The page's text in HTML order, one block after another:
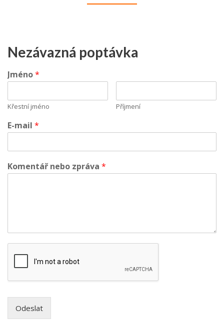
Nezávazná poptávka
Jméno*
Křestní jméno Příjmení
E-mail *
Komentář nebo zpráva *
Odeslat